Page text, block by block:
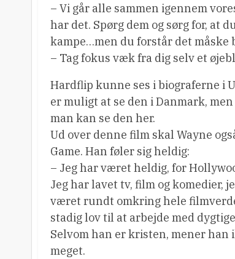
– Vi går alle sammen igennem
har det. Spørg dem og sørg for, at
kampe…men du forstår det måske
– Tag fokus væk fra dig selv et
Hardflip kunne ses i biograferne
er muligt at se den i Danmark,
man kan se den her.
Ud over denne film skal Wayne
Game. Han føler sig heldig:
– Jeg har været heldig, for
Jeg har lavet tv, film og komedier,
været rundt omkring hele
stadig lov til at arbejde med
Selvom han er kristen, mener
meget.